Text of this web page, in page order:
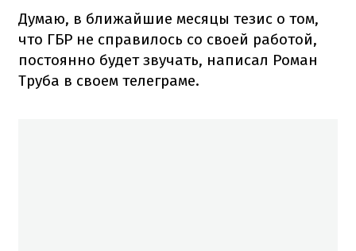
Думаю, в ближайшие месяцы тезис о том,
что ГБР не справилось со своей работой,
постоянно будет звучать, написал Роман
Труба в своем телеграме.